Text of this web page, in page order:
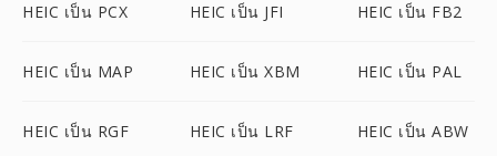
HEIC เป็น PCX HEIC เป็น JFI HEIC เป็น FB2
HEIC เป็น MAP HEIC เป็น XBM HEIC เป็น PAL
HEIC เป็น RGF HEIC เป็น LRF HEIC เป็น ABW